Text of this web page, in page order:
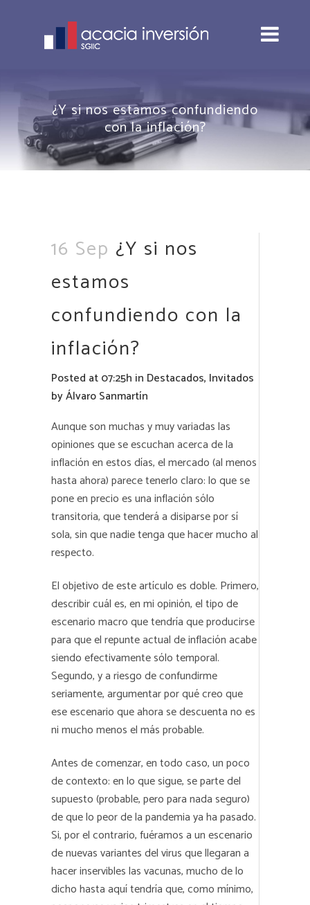
¿Y si nos estamos confundiendo
con la inflación?
16 Sep ¿Y si nos
estamos
confundiendo con la
inflación?
Posted at 07:25h in Destacados, Invitados
byÁlvaro Sanmartín
Aunque son muchas y muy variadas las
opiniones que se escuchan acerca de la
inflación en estos días, el mercado (al menos
hasta ahora) parece tenerlo claro: lo que se
pone en precio es una inflación sólo
transitoria, que tenderá a disiparse por sí
sola, sin que nadie tenga que hacer mucho al
respecto.
El objetivo de este artículo es doble. Primero,
describir cuál es, en mi opinión, el tipo de
escenario macro que tendría que producirse
para que el repunte actual de inflación acabe
siendo efectivamente sólo temporal.
Segundo, y a riesgo de confundirme
seriamente, argumentar por qué creo que
ese escenario que ahora se descuenta no es
ni mucho menos el más probable.
Antes de comenzar, en todo caso, un poco
de contexto: en lo que sigue, se parte del
supuesto (probable, pero para nada seguro)
de que lo peor de la pandemia ya ha pasado.
Si, por el contrario, fuéramos a un escenario
de nuevas variantes del virus que llegaran a
hacer inservibles las vacunas, mucho de lo
dicho hasta aquí tendría que, como mínimo,